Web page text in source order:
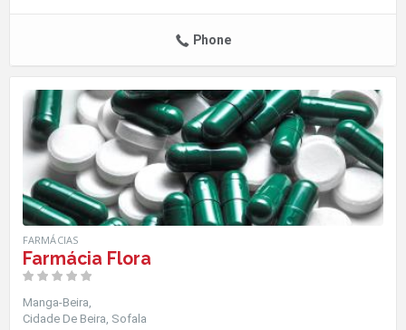
Phone
FARMÁCIAS
Farmácia Flora
Manga-Beira
Cidade De Beira Sofala